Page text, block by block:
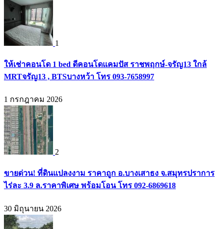
1
ให้เช่าคอนโด 1 bed ดีคอนโดแคมปัส ราชพฤกษ์-จรัญ13 ใกล้
MRTจรัญ13 , BTSบางหว้า โทร 093-7658997
1 กรกฎาคม 2026
2
ขายด่วน! ที่ดินแปลงงาม ราคาถูก อ.บางเสาธง จ.สมุทรปราการ
ไร่ละ 3.9 ล.ราคาพิเศษ พร้อมโอน โทร 092-6869618
30 มิถุนายน 2026